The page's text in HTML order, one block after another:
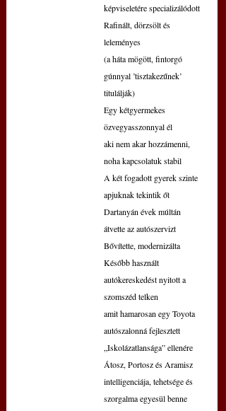
képviseletére specializálódott
Rafinált, dörzsölt és
leleményes
(a háta mögött, fintorgó
gúnnyal ’tisztakezűnek’
titulálják)
Egy kétgyermekes
özvegyasszonnyal él
aki nem akar hozzámenni,
noha kapcsolatuk stabil
A két fogadott gyerek szinte
apjuknak tekintik őt
Dartanyán évek múltán
átvette az autószervizt
Bővítette, modernizálta
Később használt
autókereskedést nyitott a
szomszéd telken
amit hamarosan egy Toyota
autószalonná fejlesztett
„Iskolázatlansága” ellenére
Átosz, Portosz és Aramisz
intelligenciája, tehetsége és
szorgalma egyesül benne